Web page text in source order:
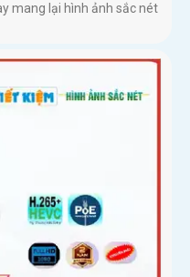
mang lại hình ảnh sắc nét